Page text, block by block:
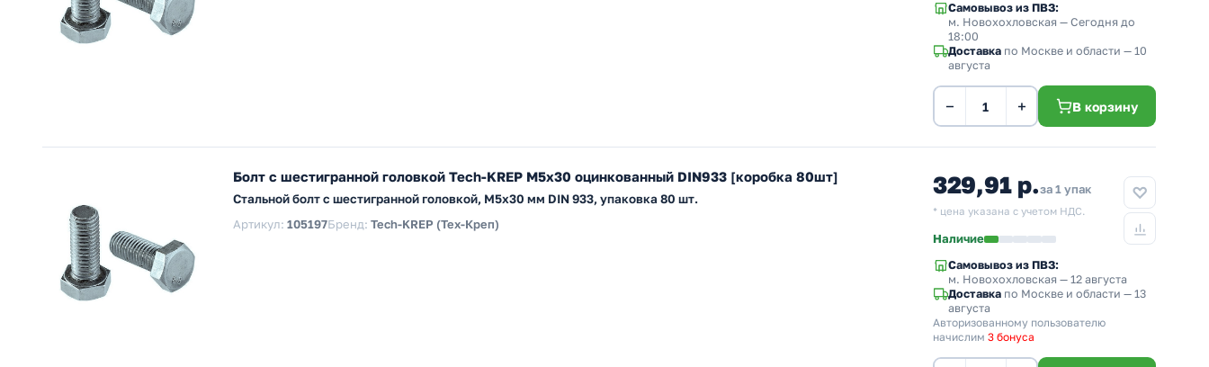
Самовывоз из ПВЗ:
м. Новохохловская — Сегодня до
18:00
Доставка по Москве и области — 10
августа
− + В корзину
Болт с шестигранной головкой Tech-KREP М5х30 оцинкованный DIN933 [коробка 80шт]
Стальной болт с шестигранной головкой, M5x30 мм DIN 933, упаковка 80 шт.
Артикул: 105197Бренд: Tech-KREP (Тех-Креп)
329,91 р.за 1 упак
* цена указана с учетом НДС.
Наличие
Самовывоз из ПВЗ:
м. Новохохловская — 12 августа
Доставка по Москве и области — 13
августа
Авторизованному пользователю
начислим 3 бонуса